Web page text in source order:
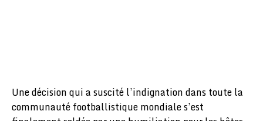
Une décision qui a suscité l’indignation dans toute la
communauté footballistique mondiale s’est